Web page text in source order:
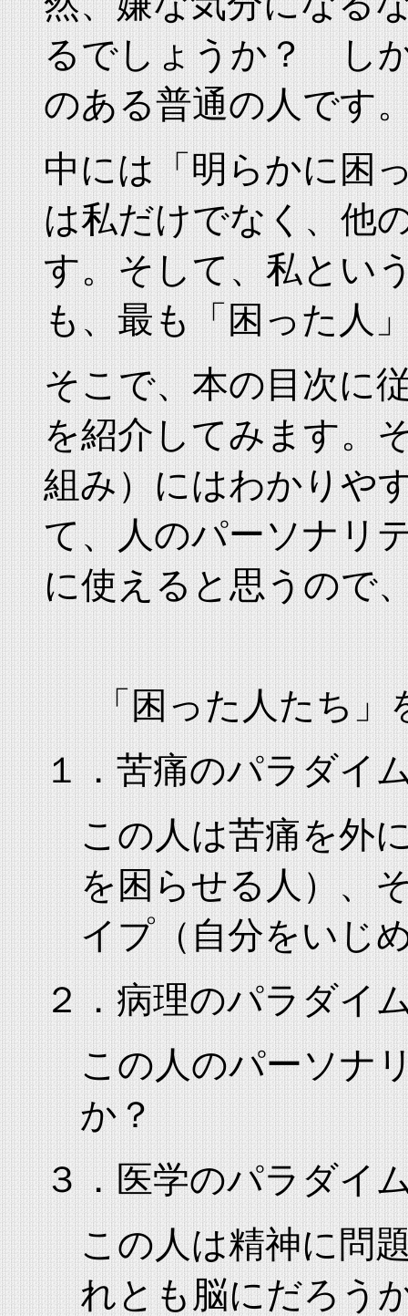
るでしょうか？ し
のある普通の人です
中には「明らかに困
は私だけでなく、他
す。そして、私とい
も、最も「困った人
そこで、本の目次に
を紹介してみます。
組み）にはわかりや
て、人のパーソナリ
に使えると思うので
「困った人たち」
１．苦痛のパラダ
この人は苦痛を外
を困らせる人）、
イプ（自分をいじ
２．病理のパラダイ
この人のパーソナ
か？
３．医学のパラダイ
この人は精神に問
れとも脳にだろう